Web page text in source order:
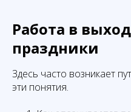
Работа в
праздники
Здесь часто возникает
эти понятия.